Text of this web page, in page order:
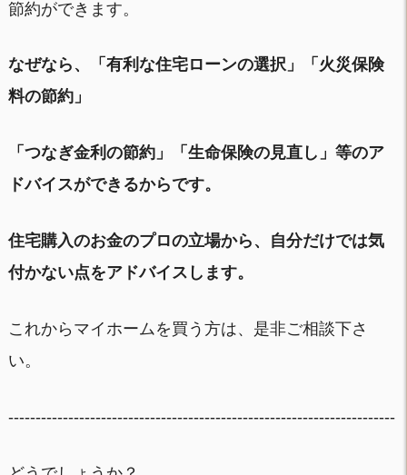
節約ができます。
なぜなら、「有利な住宅ローンの選択」「火災保険
料の節約」
「つなぎ金利の節約」「生命保険の見直し」等のア
ドバイスができるからです。
住宅購入のお金のプロの立場から、自分だけでは気
付かない点をアドバイスします。
これからマイホームを買う方は、是非ご相談下さ
い。
-----------------------------------------------------------------------